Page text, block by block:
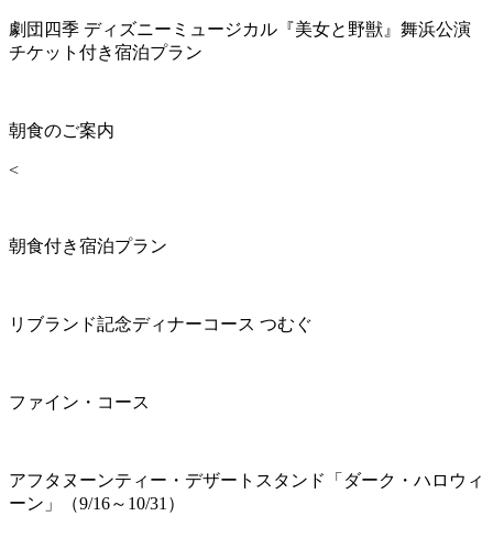
劇団四季 ディズニーミュージカル『美女と野獣』舞浜公演
チケット付き宿泊プラン
朝食のご案内
<
朝食付き宿泊プラン
リブランド記念ディナーコース つむぐ
ファイン・コース
アフタヌーンティー・デザートスタンド「ダーク・ハロウィ
ーン」（9/16～10/31）